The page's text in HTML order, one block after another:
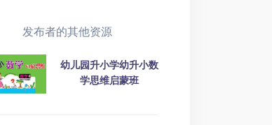
发布者的其他资源
幼儿园升小学幼升小数
学思维启蒙班